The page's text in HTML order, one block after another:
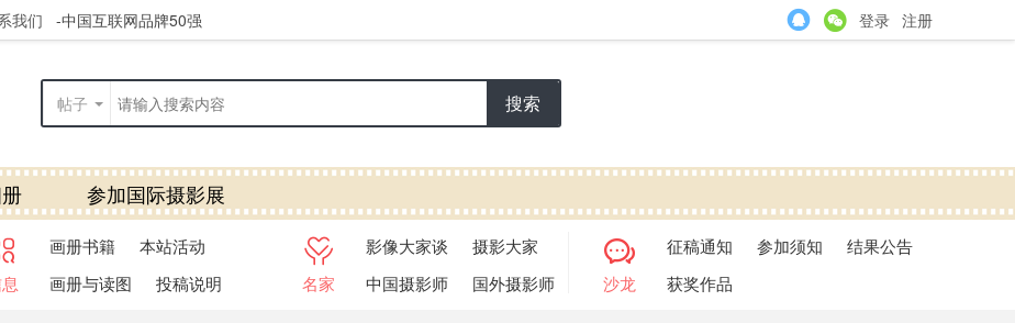
我们 登录 注册
-中国互联网品牌50强
帖子 搜索
参加国际摄影展
览快捷通道
画册书籍
本站活动
画册与读图
投稿说明 名家
影像大家谈
摄影大家
中国摄影师
国外摄影师 沙龙
征稿通知 参加须知
结果公告
获奖作品